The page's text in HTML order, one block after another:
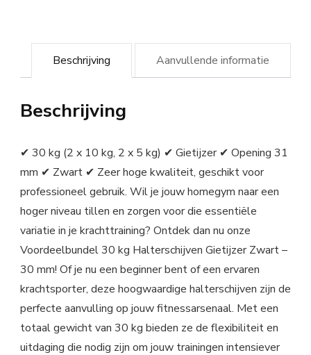
Beschrijving Aanvullende informatie
Beschrijving
✔ 30 kg (2 x 10 kg, 2 x 5 kg) ✔ Gietijzer ✔ Opening 31
mm ✔ Zwart ✔ Zeer hoge kwaliteit, geschikt voor
professioneel gebruik. Wil je jouw homegym naar een
hoger niveau tillen en zorgen voor die essentiële
variatie in je krachttraining? Ontdek dan nu onze
Voordeelbundel 30 kg Halterschijven Gietijzer Zwart –
30 mm! Of je nu een beginner bent of een ervaren
krachtsporter, deze hoogwaardige halterschijven zijn de
perfecte aanvulling op jouw fitnessarsenaal. Met een
totaal gewicht van 30 kg bieden ze de flexibiliteit en
uitdaging die nodig zijn om jouw trainingen intensiever